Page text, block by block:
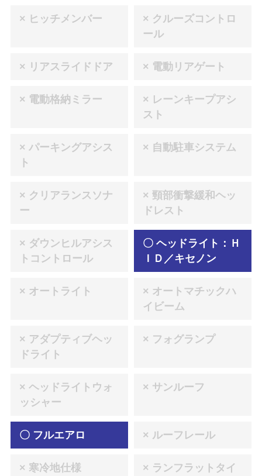
× ヒッチメンバー
× クルーズコントロ
ール
× リアスライドドア × 電動リアゲート
× 電動格納ミラー
× レーンキープアシ
スト
× パーキングアシス
ト
× 自動駐車システム
× クリアランスソナ
ー
× 頸部衝撃緩和ヘッ
ドレスト
× ダウンヒルアシス
トコントロール
〇 ヘッドライト：Ｈ
ＩＤ／キセノン
× オートライト
× オートマチックハ
イビーム
× アダプティブヘッ
ドライト
× フォグランプ
× ヘッドライトウォ
ッシャー
× サンルーフ
〇 フルエアロ × ルーフレール
× 寒冷地仕様
× ランフラットタイ